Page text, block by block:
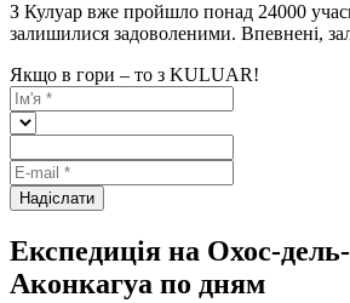
З Кулуар вже пройшло понад 24000
залишилися задоволеними. Впевнені,
Якщо в гори – то з KULUAR!
Надіслати
Експедиція на Охос-
Аконкагуа по дням